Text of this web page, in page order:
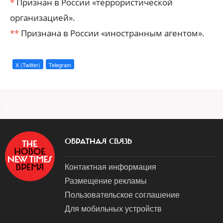
организацией».
** Признана в России «иностранным агентом».
X (Twitter) Telegram
ОБРАТНАЯ СВЯЗЬ
Контактная информация
Размещение рекламы
Пользовательское соглашение
Для мобильных устройств